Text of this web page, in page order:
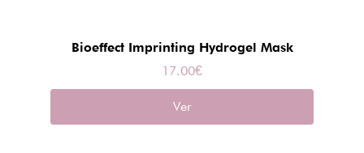
Bioeffect Imprinting Hydrogel Mask
17.00€
Ver